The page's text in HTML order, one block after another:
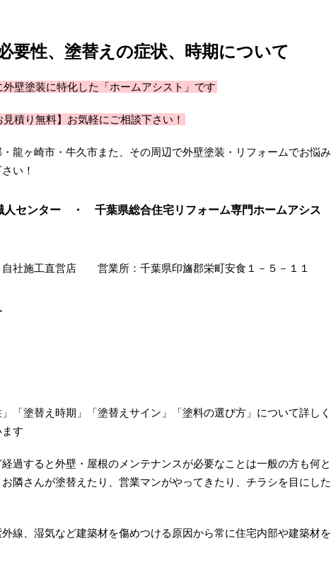
要性、塗替えの症状、時期について
壁塗装に特化した「ホームアシスト」です
積り無料】お気軽にご相談下さい！
龍ヶ崎市・牛久市また、その周辺で外壁塗装・リフォームでお悩み
い！
センター ・ 千葉県総合住宅リフォーム専門ホームアシス
自社施工直営店 営業所：千葉県印旛郡栄町安食１－５－１１
「塗替え時期」「塗替えサイン」「塗料の選び方」について詳しく
す
過すると外壁・屋根のメンテナンスが必要なことは一般の方も何と
隣さんが塗替えたり、営業マンがやってきたり、チラシを目にした
線、湿気など建築材を傷めつける原因から常に住宅内部や建築材を